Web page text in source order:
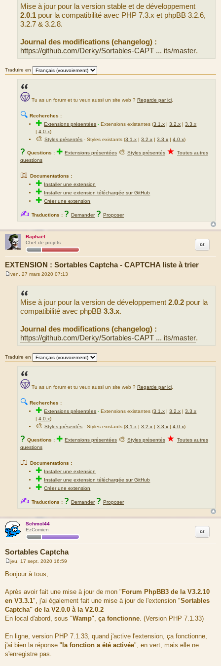
Mise à jour pour la version stable et de développement
2.0.1 pour la compatibilité avec PHP 7.3.x et phpBB 3.2.6,
3.2.7 & 3.2.8.
Journal des modifications (changelog) :
https://github.com/Derky/Sortables-CAPT ... its/master.
Traduire en
Tu as un forum et tu veux aussi un site web ? Regarde par ici
🔍 Recherches :
✚Extensions présentées -Extensions existantes (3.1.x |3.2.x |3.3.x
|4.0.x)
🎨Styles présentés - Styles existants (3.1.x |3.2.x |3.3.x |4.0.x)
? Questions : ✚ Extensions présentées 🎨 Styles présentés ★ Toutes autres
questions
📖 Documentations :
✚ Installer une extension
✚ Installer une extension téléchargée sur GitHub
✚Créer une extension
✍ Traductions : ? Demander ? Proposer
Raphaël
Chef de projets
EXTENSION : Sortables Captcha - CAPTCHA liste à trier
Citation
ven. 27 mars 2020 07:13
Mise à jour pour la version de développement 2.0.2 pour la
compatibilité avec phpBB 3.3.x.
Journal des modifications (changelog) :
https://github.com/Derky/Sortables-CAPT ... its/master.
Traduire en
Tu as un forum et tu veux aussi un site web ? Regarde par ici
🔍 Recherches :
✚Extensions présentées -Extensions existantes (3.1.x |3.2.x |3.3.x
|4.0.x)
🎨Styles présentés - Styles existants (3.1.x |3.2.x |3.3.x |4.0.x)
? Questions : ✚ Extensions présentées 🎨 Styles présentés ★ Toutes autres
questions
📖 Documentations :
✚ Installer une extension
✚ Installer une extension téléchargée sur GitHub
✚Créer une extension
✍ Traductions : ? Demander ? Proposer
Schmol44
EzComien
Sortables Captcha
Citation
M
s
g
e
jeu. 17 sept. 2020 16:59
Bonjour à tous,
Après avoir fait une mise à jour de mon " Forum PhpBB3 de la V3.2.10
en V3.3.1", j'ai également fait une mise à jour de l'extension "Sortables
Captcha" de la V2.0.0 à la V2.0.2
En local d'abord, sous "Wamp", ça fonctionne. (Version PHP 7.1.33)
En ligne, version PHP 7.1.33, quand j'active l'extension, ça fonctionne,
j'ai bien la réponse " la fonction a été activée", en vert, mais elle ne
s'enregistre pas.